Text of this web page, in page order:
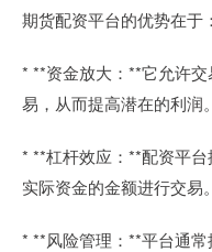
期货配资平台的优势在于：
* **资金放大：**它允许
易，从而提高潜在的利润。
* **杠杆效应：**配资平
实际资金的金额进行交易。
* **风险管理：**平台通